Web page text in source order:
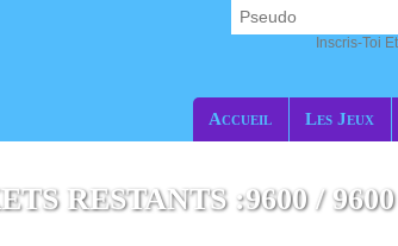
Accueil Les Jeux
Inscris-Toi
RESTANTS :9600 / 9600